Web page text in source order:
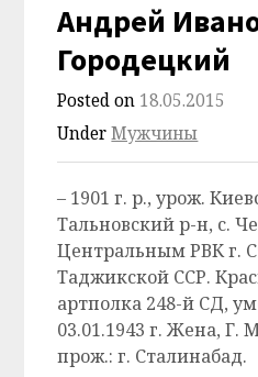
Андрей
Городецкий
Posted on 18.05.2015
UnderМужчины
– 1901 г. р., урож.
Тальновский р-н, с.
Центральным РВК г.
Таджикской ССР.
артполка 248-й СД,
03.01.1943 г. Жена, Г.
прож.: г. Сталинабад.